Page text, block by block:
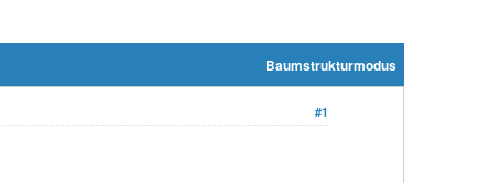
Baumstrukturmodus
#1